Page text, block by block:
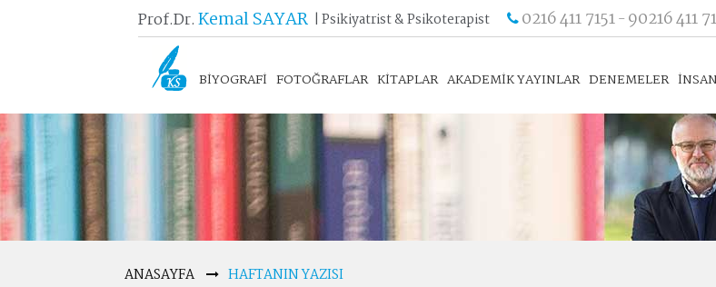
Prof.Dr.Kemal SAYAR | Psikiyatrist & Psikoterapist 0216 411 7151- 90216 411
BİYOGRAFİ FOTOĞRAFLAR KİTAPLAR AKADEMİK YAYINLAR DENEMELER
ANASAYFA HAFTANIN YAZISI